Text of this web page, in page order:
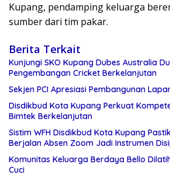
Kupang, pendamping keluarga
sumber dari tim pakar.
Berita Terkait
Kunjungi SKO Kupang Dubes Australia
Pengembangan Cricket Berkelanjutan
Sekjen PCI Apresiasi Pembangunan
Disdikbud Kota Kupang Perkuat
Bimtek Berkelanjutan
Sistim WFH Disdikbud Kota Kupang Pastikan Pelayanan Tetap
Berjalan Absen Zoom Jadi Instrumen
Komunitas Keluarga Berdaya Bello
Cuci